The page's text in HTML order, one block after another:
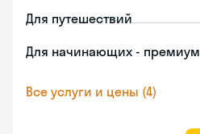
Для путешествий
Для начинающих - премиум
Все услуги и цены (4)